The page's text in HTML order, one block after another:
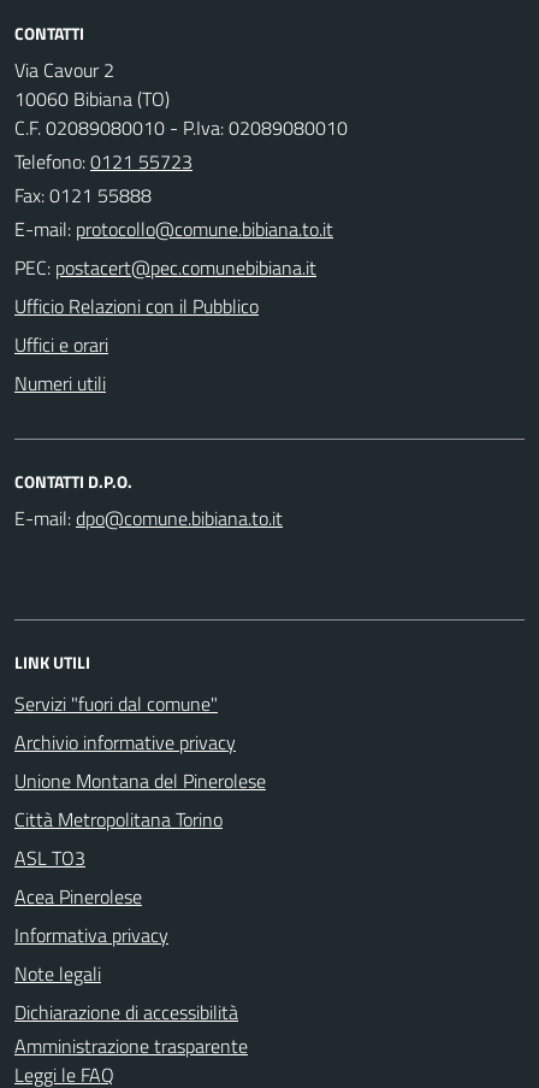
CONTATTI
Via Cavour 2
10060 Bibiana (TO)
C.F. 02089080010 - P.Iva: 02089080010
Telefono:0121 55723
Fax: 0121 55888
E-mail:
PEC:
Ufficio Relazioni con il Pubblico
Uffici e orari
Numeri utili
CONTATTI D.P.O.
E-mail:
LINK UTILI
Servizi "fuori dal comune"
Archivio informative privacy
Unione Montana del Pinerolese
Città Metropolitana Torino
ASL TO3
Acea Pinerolese
Informativa privacy
Note legali
Dichiarazione di accessibilità
Amministrazione trasparente
Leggi le FAQ